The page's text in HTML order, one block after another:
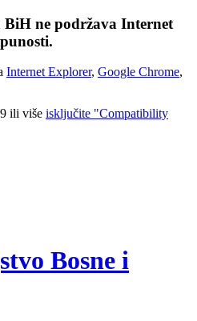
BiH ne podržava Internet
Internet Explorer, Google Chrome,
ili više isključite "Compatibility
Bosne i